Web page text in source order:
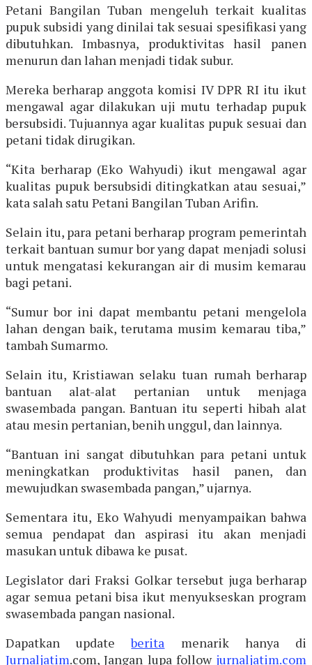
Petani Bangilan Tuban mengeluh terkait kualitas
pupuk subsidi yang dinilai tak sesuai spesifikasi yang
dibutuhkan. Imbasnya, produktivitas hasil panen
menurun dan lahan menjadi tidak subur.
Mereka berharap anggota komisi IV DPR RI itu ikut
mengawal agar dilakukan uji mutu terhadap pupuk
bersubsidi. Tujuannya agar kualitas pupuk sesuai dan
petani tidak dirugikan.
“Kita berharap (Eko Wahyudi) ikut mengawal agar
kualitas pupuk bersubsidi ditingkatkan atau sesuai,”
kata salah satu Petani Bangilan Tuban Arifin.
Selain itu, para petani berharap program pemerintah
terkait bantuan sumur bor yang dapat menjadi solusi
untuk mengatasi kekurangan air di musim kemarau
bagi petani.
“Sumur bor ini dapat membantu petani mengelola
lahan dengan baik, terutama musim kemarau tiba,”
tambah Sumarmo.
Selain itu, Kristiawan selaku tuan rumah berharap
bantuan alat-alat pertanian untuk menjaga
swasembada pangan. Bantuan itu seperti hibah alat
atau mesin pertanian, benih unggul, dan lainnya.
“Bantuan ini sangat dibutuhkan para petani untuk
meningkatkan produktivitas hasil panen, dan
mewujudkan swasembada pangan,” ujarnya.
Sementara itu, Eko Wahyudi menyampaikan bahwa
semua pendapat dan aspirasi itu akan menjadi
masukan untuk dibawa ke pusat.
Legislator dari Fraksi Golkar tersebut juga berharap
agar semua petani bisa ikut menyukseskan program
swasembada pangan nasional.
Dapatkan updateberita menarik hanya di
Jurnaljatim.com, Jangan lupa follow jurnaljatim.com